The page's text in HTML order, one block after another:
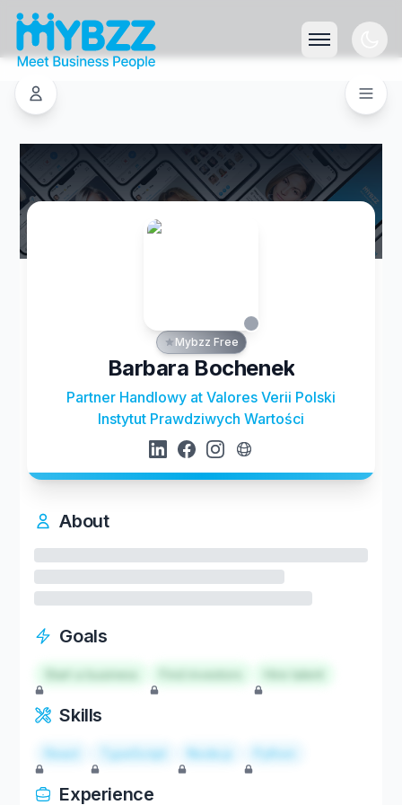
Mybzz Free
Barbara Bochenek
Partner Handlowy at Valores Verii Polski
Instytut Prawdziwych Wartości
About
Goals
Start a business Hire talent
Skills
React TypeScript Node.js Python
Experience